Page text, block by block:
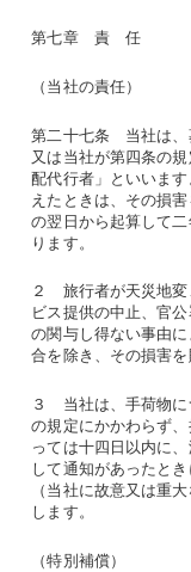
第七章 責 任
（当社の責任）
第二十七条 当社は、
又は当社が第四条の
配代行者」といいま
えたときは、その損
の翌日から起算して
ります。
２ 旅行者が天災地変
ビス提供の中止、官
の関与し得ない事由
合を除き、その損害
３ 当社は、手荷物に
の規定にかかわらず
っては十四日以内に
して通知があったと
（当社に故意又は重
します。
（特別補償）